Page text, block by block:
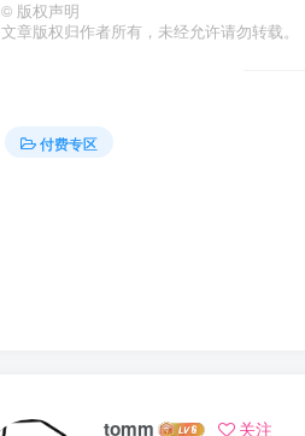
© 版权声明
文章版权归作者所有，未经允许请勿转载。
付费专区
tomm 关注